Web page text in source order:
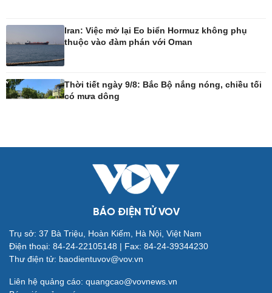
Công nghệ
Tin Công nghệ
Trải nghiệm
Cây thuốc
Ăn sạch sống khỏe
Đời sống
Nhà đẹp
Tình yêu - Gia đình
Văn hóa
Sân khấu - Điện ảnh
Di sản
Iran: Việc mở lại Eo biển Hormuz không phụ
thuộc vào đàm phán với Oman
Thời tiết ngày 9/8: Bắc Bộ nắng nóng, chiều tối
có mưa dông
BÁO ĐIỆN TỬ VOV
Trụ sở: 37 Bà Triệu, Hoàn Kiếm, Hà Nội, Việt Nam
Điện thoại: 84-24-22105148 | Fax: 84-24-39344230
Thư điện tử: baodientuvov@vov.vn
Liên hệ quảng cáo: quangcao@vovnews.vn